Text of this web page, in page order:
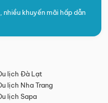
khuyến mãi hấp dẫn
lịch Đà Lạt
lịch Nha Trang
lịch Sapa